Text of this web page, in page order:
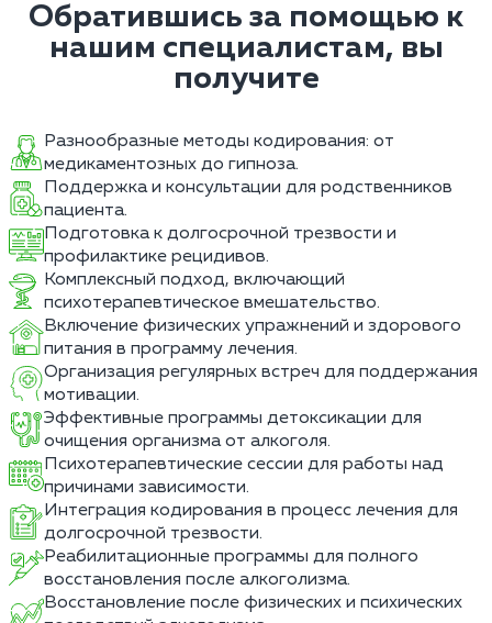
Обратившись за помощью к
нашим специалистам, вы
получите
Разнообразные методы кодирования: от
медикаментозных до гипноза.
Поддержка и консультации для родственников
пациента.
Подготовка к долгосрочной трезвости и
профилактике рецидивов.
Комплексный подход, включающий
психотерапевтическое вмешательство.
Включение физических упражнений и здорового
питания в программу лечения.
Организация регулярных встреч для поддержания
мотивации.
Эффективные программы детоксикации для
очищения организма от алкоголя.
Психотерапевтические сессии для работы над
причинами зависимости.
Интеграция кодирования в процесс лечения для
долгосрочной трезвости.
Реабилитационные программы для полного
восстановления после алкоголизма.
Восстановление после физических и психических